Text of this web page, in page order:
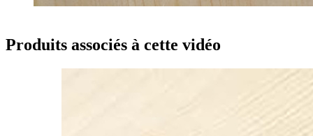
Produits associés à cette vidéo